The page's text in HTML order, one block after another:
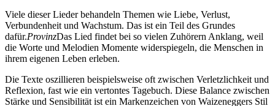
Viele dieser Lieder behandeln Themen wie Liebe, Verlust,
Verbundenheit und Wachstum. Das ist ein Teil des Grundes
dafür.ProvinzDas Lied findet bei so vielen Zuhörern Anklang, weil
die Worte und Melodien Momente widerspiegeln, die Menschen in
ihrem eigenen Leben erleben.
Die Texte oszillieren beispielsweise oft zwischen Verletzlichkeit und
Reflexion, fast wie ein vertontes Tagebuch. Diese Balance zwischen
Stärke und Sensibilität ist ein Markenzeichen von Waizeneggers Stil